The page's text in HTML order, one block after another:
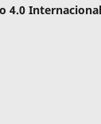
4.0